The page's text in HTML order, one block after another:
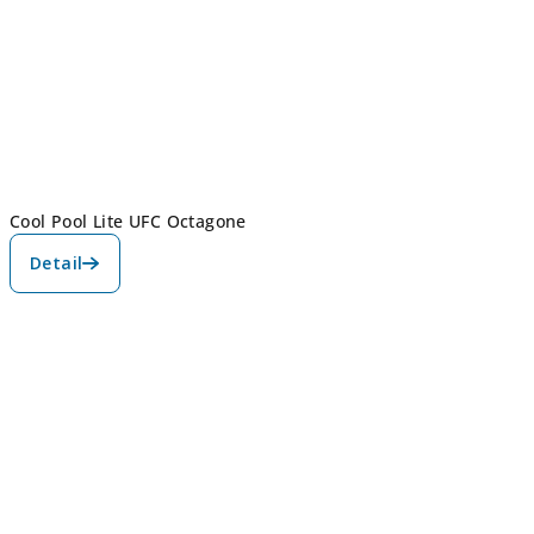
Cool Pool Lite UFC Octagone
Detail